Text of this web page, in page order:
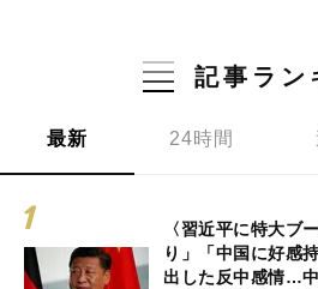
記事ラン
最新 24時間
〈習近平に特大ブ
り」「中国に好感
出した反中感情…